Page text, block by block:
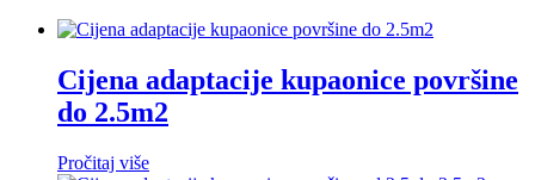
Cijena adaptacije kupaonice površine
do 2.5m2
Pročitaj više